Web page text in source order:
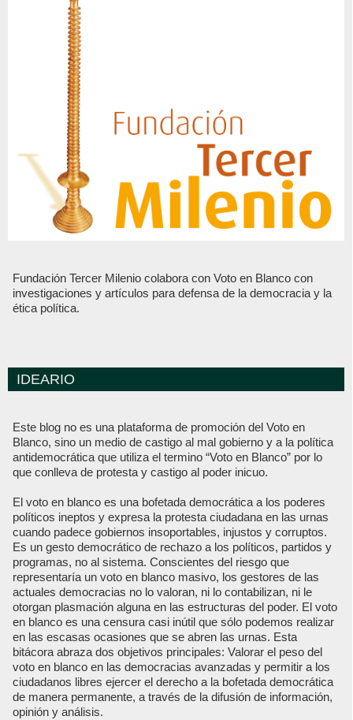
Fundación Tercer Milenio colabora con Voto en Blanco con
investigaciones y artículos para defensa de la democracia y la
ética política.
IDEARIO
Este blog no es una plataforma de promoción del Voto en
Blanco, sino un medio de castigo al mal gobierno y a la política
antidemocrática que utiliza el termino “Voto en Blanco” por lo
que conlleva de protesta y castigo al poder inicuo.
El voto en blanco es una bofetada democrática a los poderes
políticos ineptos y expresa la protesta ciudadana en las urnas
cuando padece gobiernos insoportables, injustos y corruptos.
Es un gesto democrático de rechazo a los políticos, partidos y
programas, no al sistema. Conscientes del riesgo que
representaría un voto en blanco masivo, los gestores de las
actuales democracias no lo valoran, ni lo contabilizan, ni le
otorgan plasmación alguna en las estructuras del poder. El voto
en blanco es una censura casi inútil que sólo podemos realizar
en las escasas ocasiones que se abren las urnas. Esta
bitácora abraza dos objetivos principales: Valorar el peso del
voto en blanco en las democracias avanzadas y permitir a los
ciudadanos libres ejercer el derecho a la bofetada democrática
de manera permanente, a través de la difusión de información,
opinión y análisis.